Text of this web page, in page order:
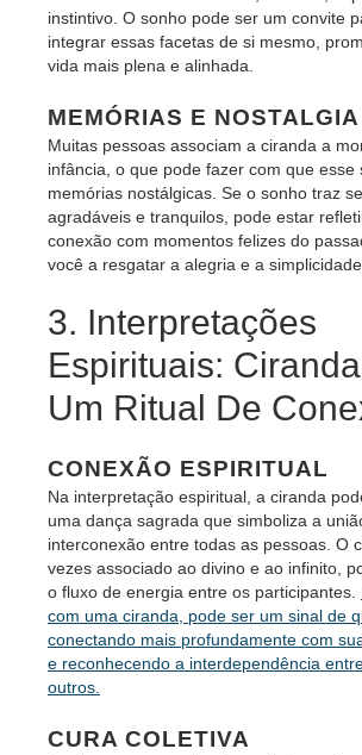
instintivo. O sonho pode ser um convite
integrar essas facetas de si mesmo,
vida mais plena e alinhada.
MEMÓRIAS E NOSTALGIA
Muitas pessoas associam a ciranda a
infância, o que pode fazer com que esse
memórias nostálgicas. Se o sonho traz
agradáveis e tranquilos, pode estar
conexão com momentos felizes do
você a resgatar a alegria e a
3. Interpretações
Espirituais:
Um Ritual De
CONEXÃO ESPIRITUAL
Na interpretação espiritual, a ciranda
uma dança sagrada que simboliza a
interconexão entre todas as pessoas. O
vezes associado ao divino e ao infinito,
o fluxo de energia entre os participantes.
com uma ciranda, pode ser um sinal de
conectando mais profundamente com
e reconhecendo a interdependência
outros.
CURA COLETIVA